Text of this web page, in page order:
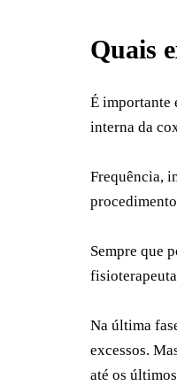
Quais
É importante
interna da
Frequência,
Sempre que
Na última
excessos.
até os